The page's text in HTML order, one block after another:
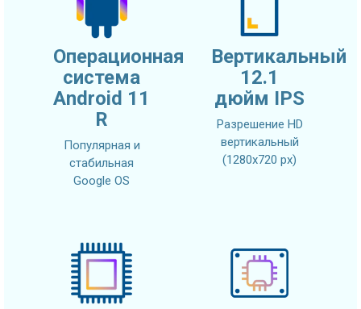
Операционная
система
Android 11
R
Популярная и
стабильная
Google OS
Вертикальный
12.1
дюйм IPS
Разрешение HD
вертикальный
(1280x720 px)